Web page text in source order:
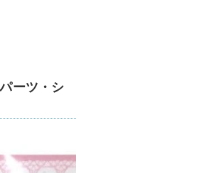
ーツ・シ